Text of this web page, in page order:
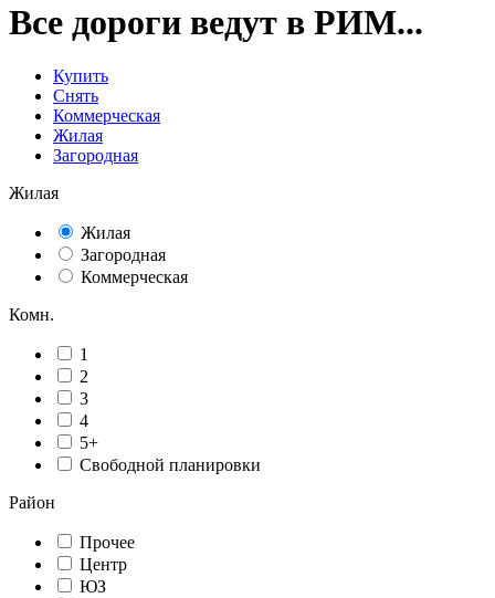
Все дороги ведут в РИМ...
Купить
Снять
Коммерческая
Жилая
Загородная
Жилая
Жилая
Загородная
Коммерческая
Комн.
1
2
3
4
5+
Свободной планировки
Район
Прочее
Центр
ЮЗ